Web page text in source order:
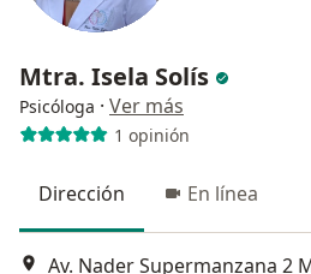
Mtra. Isela Solís
Psicóloga · Ver más
1 opinión
Dirección En línea